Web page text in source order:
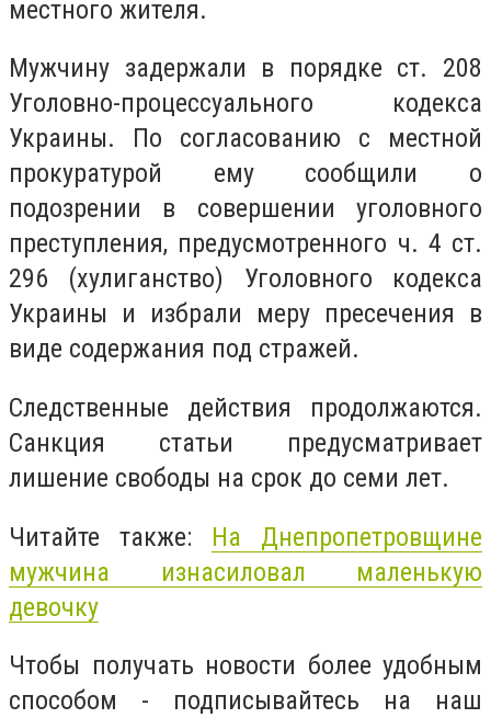
местного жителя.
Мужчину задержали в порядке ст. 208
Уголовно-процессуального кодекса
Украины. По согласованию с местной
прокуратурой ему сообщили о
подозрении в совершении уголовного
преступления, предусмотренного ч. 4 ст.
296 (хулиганство) Уголовного кодекса
Украины и избрали меру пресечения в
виде содержания под стражей.
Следственные действия продолжаются.
Санкция статьи предусматривает
лишение свободы на срок до семи лет.
Читайте также: На Днепропетровщине
мужчина изнасиловал маленькую
девочку
Чтобы получать новости более удобным
способом - подписывайтесь на наш